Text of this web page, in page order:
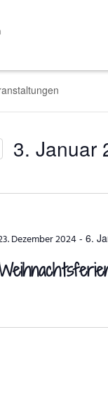
3. Januar
Dezember 2024- 6.